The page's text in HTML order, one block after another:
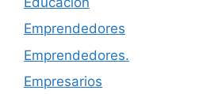
Emprendedores
Emprendedores.
Empresarios